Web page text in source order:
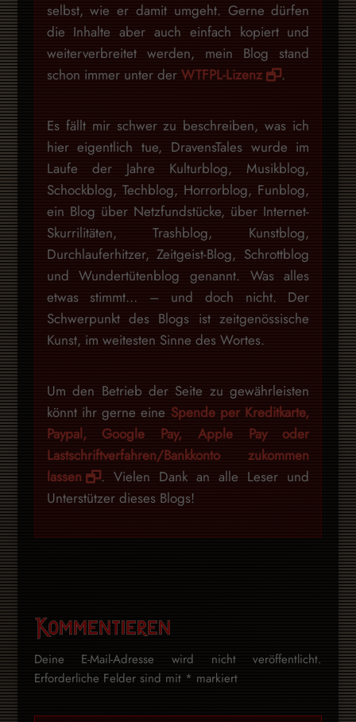
selbst, wie er damit umgeht. Gerne dürfen
die Inhalte aber auch einfach kopiert und
weiterverbreitet werden, mein Blog stand
schon immer unter der WTFPL-Lizenz .
Es fällt mir schwer zu beschreiben, was ich
hier eigentlich tue, DravensTales wurde im
Laufe der Jahre Kulturblog, Musikblog,
Schockblog, Techblog, Horrorblog, Funblog,
ein Blog über Netzfundstücke, über Internet-
Skurrilitäten, Trashblog, Kunstblog,
Durchlauferhitzer, Zeitgeist-Blog, Schrottblog
und Wundertütenblog genannt. Was alles
etwas stimmt… – und doch nicht. Der
Schwerpunkt des Blogs ist zeitgenössische
Kunst, im weitesten Sinne des Wortes.
Um den Betrieb der Seite zu gewährleisten
könnt ihr gerne eine Spende per Kreditkarte,
Paypal, Google Pay, Apple Pay oder
Lastschriftverfahren/Bankkonto zukommen
lassen
. Vielen Dank an alle Leser und
Unterstützer dieses Blogs!
Kommentieren
Deine E-Mail-Adresse wird nicht veröffentlicht.
Erforderliche Felder sind mit * markiert